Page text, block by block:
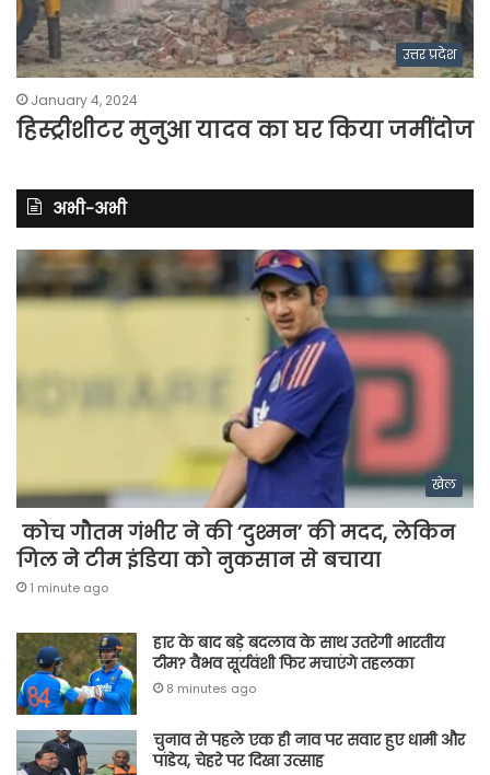
उत्तर प्रदेश
January 4, 2024
हिस्ट्रीशीटर मुनुआ यादव का घर किया जमींदोज
अभी-अभी
खेल
कोच गौतम गंभीर ने की ‘दुश्मन’ की मदद, लेकिन
गिल ने टीम इंडिया को नुकसान से बचाया
1 minute ago
हार के बाद बड़े बदलाव के साथ उतरेगी भारतीय
टीम? वैभव सूर्यवंशी फिर मचाएंगे तहलका
8 minutes ago
चुनाव से पहले एक ही नाव पर सवार हुए धामी और
पांडेय, चेहरे पर दिखा उत्साह